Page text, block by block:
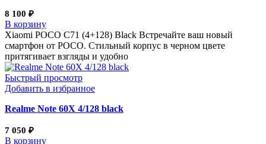
8 100 ₽
В корзину
Xiaomi POCO C71 (4+128) Black Встречайте ваш новый
смартфон от POCO. Стильный корпус в черном цвете
притягивает взгляды и удобно
Быстрый просмотр
Добавить в избранное
Realme Note 60Х 4/128 black
7 050 ₽
В корзину